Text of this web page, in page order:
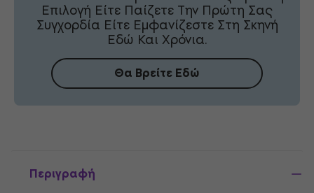
Επιλογή Είτε Παίζετε Την Πρώτη Σας
Συγχορδία Είτε Εμφανίζεστε Στη Σκηνή
Εδώ Και Χρόνια.
Θα Βρείτε Εδώ
Περιγραφή